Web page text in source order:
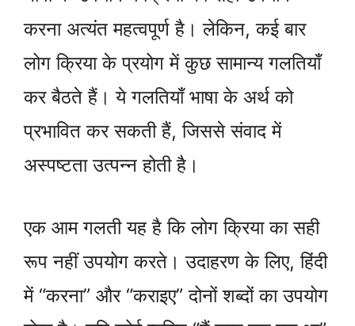
करना अत्यंत महत्वपूर्ण है। लेकिन, कई बार
लोग क्रिया के प्रयोग में कुछ सामान्य गलतियाँ
कर बैठते हैं। ये गलतियाँ भाषा के अर्थ को
प्रभावित कर सकती हैं, जिससे संवाद में
अस्पष्टता उत्पन्न होती है।
एक आम गलती यह है कि लोग क्रिया का सही
रूप नहीं उपयोग करते। उदाहरण के लिए, हिंदी
में “करना” और “कराइए” दोनों शब्दों का उपयोग